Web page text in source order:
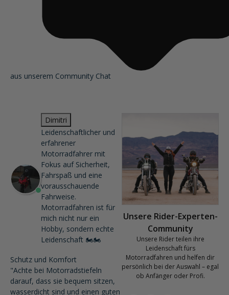
aus unserem Community Chat
Dimitri
Leidenschaftlicher und
erfahrener
Motorradfahrer mit
Fokus auf Sicherheit,
Fahrspaß und eine
vorausschauende
Fahrweise.
Motorradfahren ist für
mich nicht nur ein
Hobby, sondern echte
Leidenschaft 🏍️🏍️
Schutz und Komfort
"Achte bei Motorradstiefeln
darauf, dass sie bequem sitzen,
wasserdicht sind und einen guten
Unsere Rider-Experten-
Community
Unsere Rider teilen ihre
Leidenschaft fürs
Motorradfahren und helfen dir
persönlich bei der Auswahl – egal
ob Anfänger oder Profi.